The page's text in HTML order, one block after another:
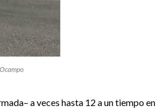
a veces hasta 12 a un tiempo en